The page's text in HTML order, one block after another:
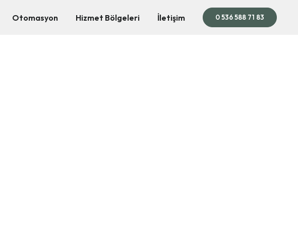
Otomasyon Hizmet Bölgeleri İletişim 0 536 588 71 83